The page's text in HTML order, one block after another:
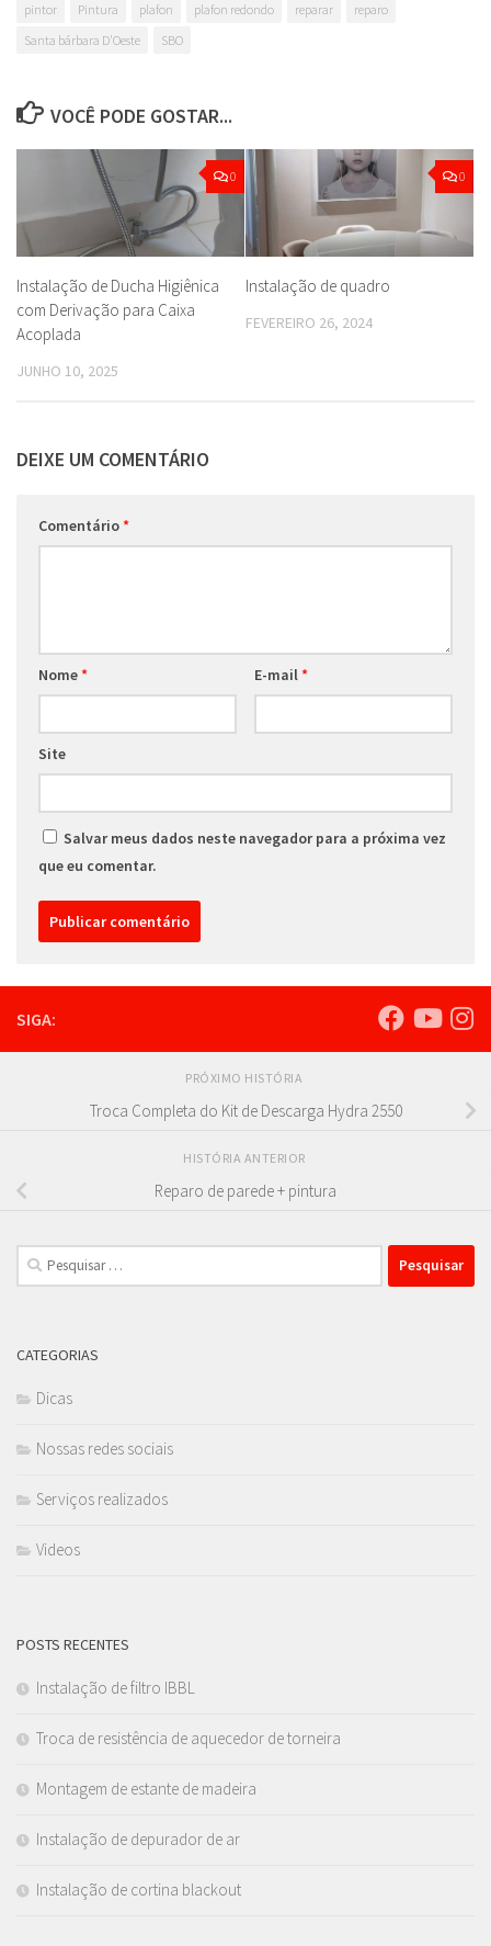
pintor
Pintura plafon plafon redondo reparar
reparo
Santa bárbara D'Oeste
SBO
VOCÊ PODE GOSTAR...
0
Instalação de Ducha Higiênica
com Derivação para Caixa
Acoplada
JUNHO 10, 2025
0
Instalação de quadro
FEVEREIRO 26, 2024
DEIXE UM COMENTÁRIO
Comentário*
Nome* E-mail *
Site
Salvar meus dados neste navegador para a próxima vez
que eu comentar.
SIGA:
PRÓXIMO HISTÓRIA
Troca Completa do Kit de Descarga Hydra 2550
HISTÓRIA ANTERIOR
Reparo de parede + pintura
Pesquisar
por:
CATEGORIAS
Dicas
Nossas redes sociais
Serviços realizados
Videos
POSTS RECENTES
Instalação de filtro IBBL
Troca de resistência de aquecedor de torneira
Montagem de estante de madeira
Instalação de depurador de ar
Instalação de cortina blackout